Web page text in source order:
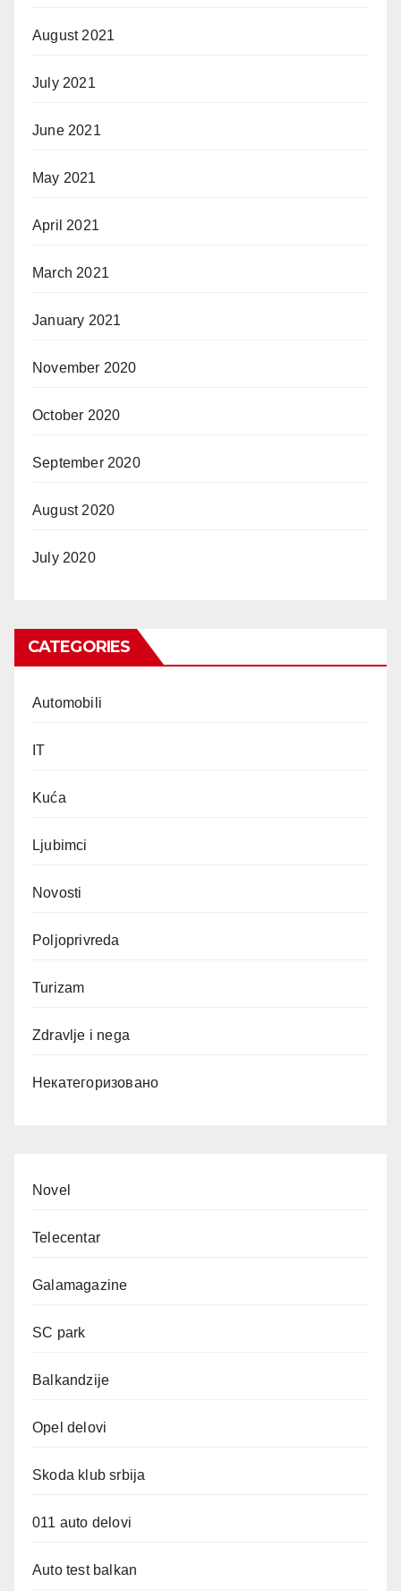
August 2021
July 2021
June 2021
May 2021
April 2021
March 2021
January 2021
November 2020
October 2020
September 2020
August 2020
July 2020
CATEGORIES
Automobili
IT
Kuća
Ljubimci
Novosti
Poljoprivreda
Turizam
Zdravlje i nega
Некатегоризовано
Novel
Telecentar
Galamagazine
SC park
Balkandzije
Opel delovi
Skoda klub srbija
011 auto delovi
Auto test balkan